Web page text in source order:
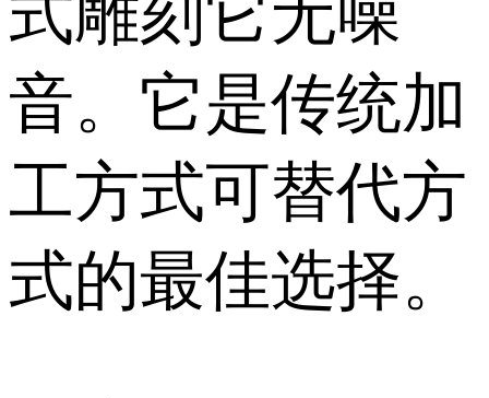
式雕刻它无噪
音。它是传统加
工方式可替代方
式的最佳选择。